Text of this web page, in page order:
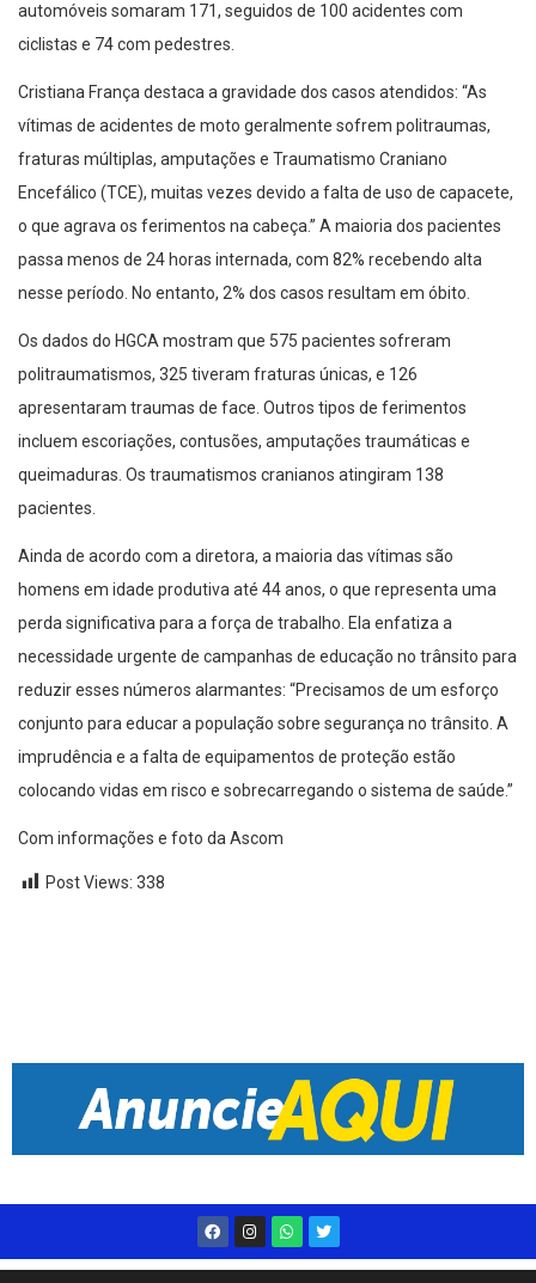
automóveis somaram 171, seguidos de 100 acidentes com
ciclistas e 74 com pedestres.
Cristiana França destaca a gravidade dos casos atendidos: “As
vítimas de acidentes de moto geralmente sofrem politraumas,
fraturas múltiplas, amputações e Traumatismo Craniano
Encefálico (TCE), muitas vezes devido a falta de uso de capacete,
o que agrava os ferimentos na cabeça.” A maioria dos pacientes
passa menos de 24 horas internada, com 82% recebendo alta
nesse período. No entanto, 2% dos casos resultam em óbito.
Os dados do HGCA mostram que 575 pacientes sofreram
politraumatismos, 325 tiveram fraturas únicas, e 126
apresentaram traumas de face. Outros tipos de ferimentos
incluem escoriações, contusões, amputações traumáticas e
queimaduras. Os traumatismos cranianos atingiram 138
pacientes.
Ainda de acordo com a diretora, a maioria das vítimas são
homens em idade produtiva até 44 anos, o que representa uma
perda significativa para a força de trabalho. Ela enfatiza a
necessidade urgente de campanhas de educação no trânsito para
reduzir esses números alarmantes: “Precisamos de um esforço
conjunto para educar a população sobre segurança no trânsito. A
imprudência e a falta de equipamentos de proteção estão
colocando vidas em risco e sobrecarregando o sistema de saúde.”
Com informações e foto da Ascom
Post Views: 338